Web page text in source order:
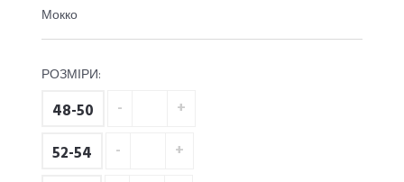
Мокко
РОЗМІРИ:
48-50
52-54